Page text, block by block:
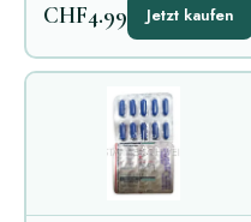
CHF4.99 Jetzt kaufen